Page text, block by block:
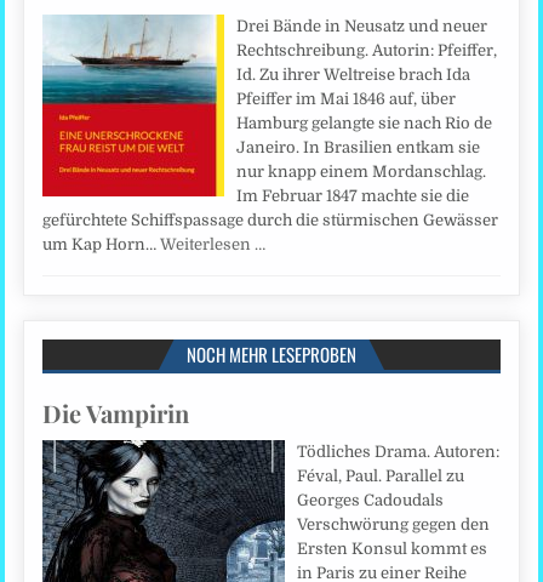
Drei Bände in Neusatz und neuer
Rechtschreibung. Autorin: Pfeiffer,
Id. Zu ihrer Weltreise brach Ida
Pfeiffer im Mai 1846 auf, über
Hamburg gelangte sie nach Rio de
Janeiro. In Brasilien entkam sie
nur knapp einem Mordanschlag.
Im Februar 1847 machte sie die
gefürchtete Schiffspassage durch die stürmischen Gewässer
um Kap Horn…Weiterlesen …
NOCH MEHR LESEPROBEN
Die Vampirin
Tödliches Drama. Autoren:
Féval, Paul. Parallel zu
Georges Cadoudals
Verschwörung gegen den
Ersten Konsul kommt es
in Paris zu einer Reihe